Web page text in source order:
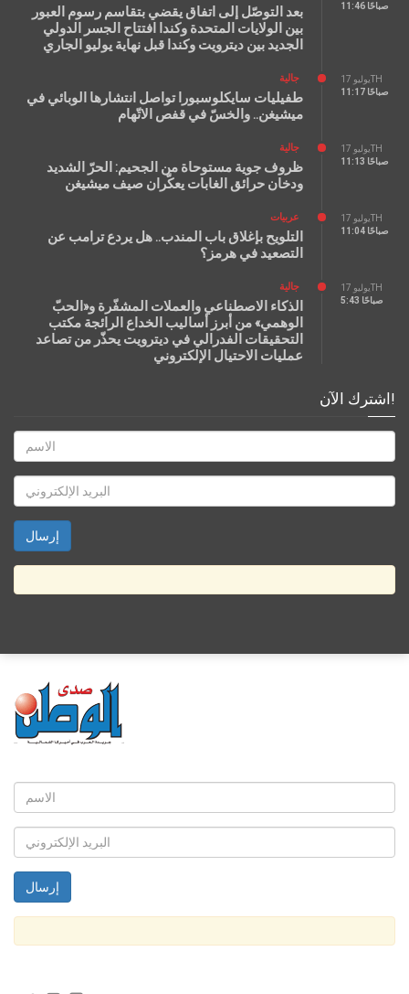
11:46 صباحًا
بعد التوصّل إلى اتفاق يقضي بتقاسم رسوم العبور
بين الولايات المتحدة وكندا افتتاح الجسر الدولي
الجديد بين ديترويت وكندا قبل نهاية يوليو الجاري
يوليو 17TH
11:17 صباحًا
جالية
طفيليات سايكلوسبورا تواصل انتشارها الوبائي في
ميشيغن.. والخسّ في قفص الاتّهام
يوليو 17TH
11:13 صباحًا
جالية
ظروف جوية مستوحاة من الجحيم: الحرّ الشديد
ودخان حرائق الغابات يعكّران صيف ميشيغن
يوليو 17TH
11:04 صباحًا
عربيات
التلويح بإغلاق باب المندب.. هل يردع ترامب عن
التصعيد في هرمز؟
يوليو 17TH
5:43 صباحًا
جالية
الذكاء الاصطناعي والعملات المشفّرة و«الحبّ
الوهمي» من أبرز أساليب الخداع الرائجة مكتب
التحقيقات الفدرالي في ديترويت يحذّر من تصاعد
عمليات الاحتيال الإلكتروني
اشترك الآن!